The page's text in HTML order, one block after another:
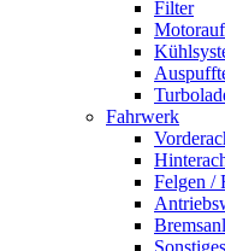
Filter
Fahrwerk
Felgen /
Sonstiges